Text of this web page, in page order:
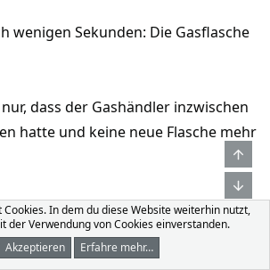
wenigen Sekunden: Die Gasflasche
dass der Gashändler inzwischen
hatte und keine neue Flasche mehr
Abend eben nichts Warmes
Dunkler Modus Anmelden
Cookies. In dem du diese Website weiterhin nutzt,
der Verwendung von Cookies einverstanden.
Akzeptieren
Erfahre mehr…